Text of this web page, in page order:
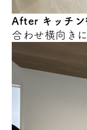
After キッチン
合わせ横向き